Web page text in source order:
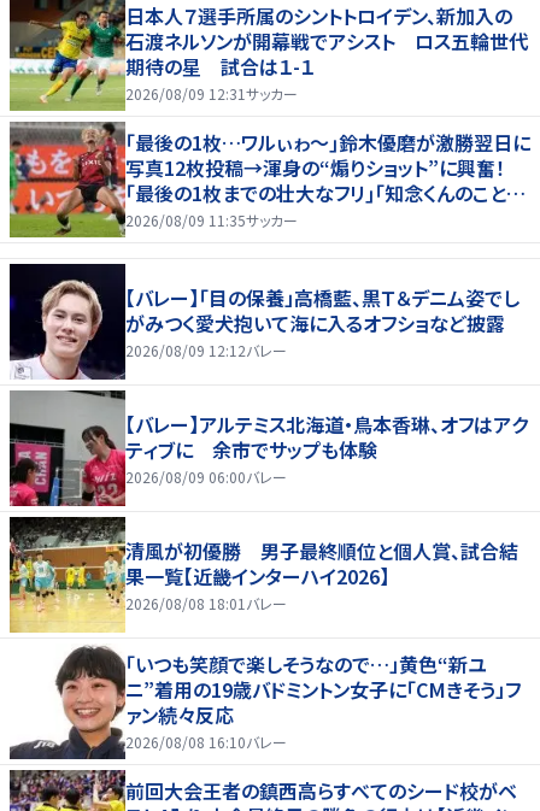
日本人７選手所属のシントトロイデン、新加入の
石渡ネルソンが開幕戦でアシスト ロス五輪世代
期待の星 試合は１-１
2026/08/09 12:31サッカー
｢最後の1枚…ワルぃゎ〜｣鈴木優磨が激勝翌日に
写真12枚投稿→渾身の“煽りショット”に興奮！
｢最後の1枚までの壮大なフリ｣｢知念くんのことど
んだけ好きなんよｗ｣
2026/08/09 11:35サッカー
【バレー】「目の保養」高橋藍、黒Ｔ＆デニム姿でし
がみつく愛犬抱いて海に入るオフショなど披露
2026/08/09 12:12バレー
【バレー】アルテミス北海道・鳥本香琳、オフはアク
ティブに 余市でサップも体験
2026/08/09 06:00バレー
清風が初優勝 男子最終順位と個人賞、試合結
果一覧【近畿インターハイ2026】
2026/08/08 18:01 バレー
「いつも笑顔で楽しそうなので…」黄色“新ユ
ニ”着用の19歳バドミントン女子に「CMきそう」フ
ァン続々反応
2026/08/08 16:10バレー
前回大会王者の鎮西高らすべてのシード校がベ